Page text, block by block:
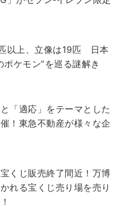
以上、立像は19匹 日本
ケモン”を巡る謎解き
「適応」をテーマとした
！東急不動産が様々な企
くじ販売終了間近！万博
れる宝くじ売り場を売り